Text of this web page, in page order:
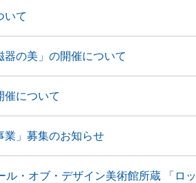
いて
の美」の開催について
催について
業」募集のお知らせ
・オブ・デザイン美術館所蔵 「ロッ